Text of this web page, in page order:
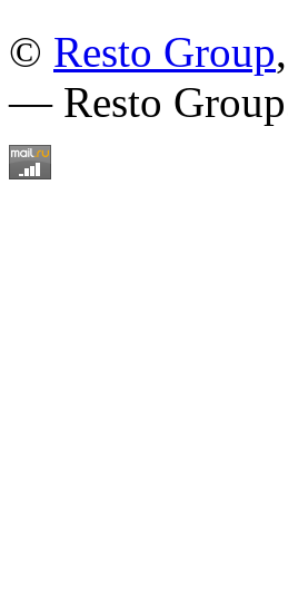
© Resto Group
— Resto